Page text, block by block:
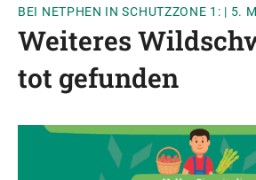
BEI NETPHEN IN SCHUTZZONE 1: | 5.
Weiteres
tot gefunden